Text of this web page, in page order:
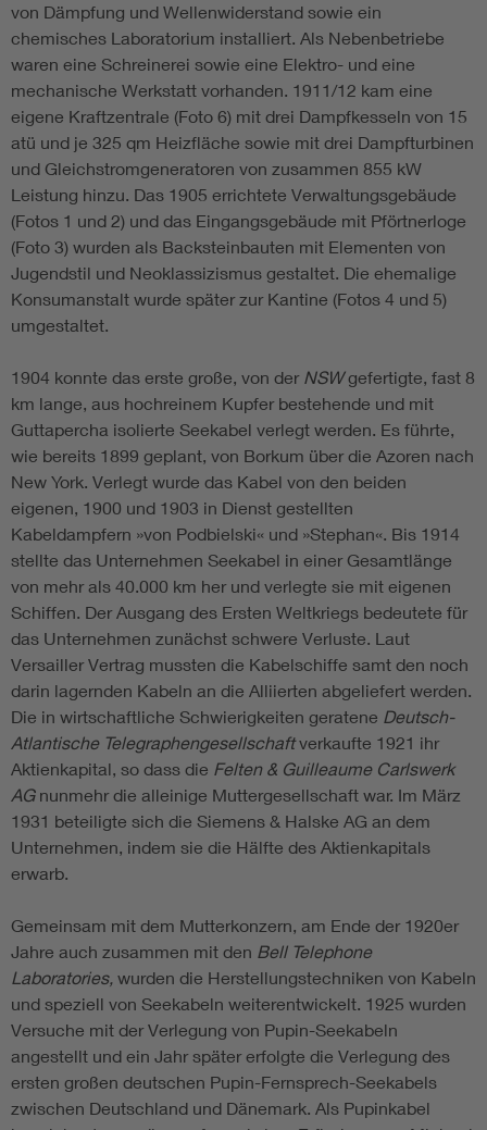
von Dämpfung und Wellenwiderstand sowie ein
chemisches Laboratorium installiert. Als Nebenbetriebe
waren eine Schreinerei sowie eine Elektro- und eine
mechanische Werkstatt vorhanden. 1911/12 kam eine
eigene Kraftzentrale (Foto 6) mit drei Dampfkesseln von 15
atü und je 325 qm Heizfläche sowie mit drei Dampfturbinen
und Gleichstromgeneratoren von zusammen 855 kW
Leistung hinzu. Das 1905 errichtete Verwaltungsgebäude
(Fotos 1 und 2) und das Eingangsgebäude mit Pförtnerloge
(Foto 3) wurden als Backsteinbauten mit Elementen von
Jugendstil und Neoklassizismus gestaltet. Die ehemalige
Konsumanstalt wurde später zur Kantine (Fotos 4 und 5)
umgestaltet.
1904 konnte das erste große, von der NSWgefertigte, fast 8
km lange, aus hochreinem Kupfer bestehende und mit
Guttapercha isolierte Seekabel verlegt werden. Es führte,
wie bereits 1899 geplant, von Borkum über die Azoren nach
New York. Verlegt wurde das Kabel von den beiden
eigenen, 1900 und 1903 in Dienst gestellten
Kabeldampfern »von Podbielski« und »Stephan«. Bis 1914
stellte das Unternehmen Seekabel in einer Gesamtlänge
von mehr als 40.000 km her und verlegte sie mit eigenen
Schiffen. Der Ausgang des Ersten Weltkriegs bedeutete für
das Unternehmen zunächst schwere Verluste. Laut
Versailler Vertrag mussten die Kabelschiffe samt den noch
darin lagernden Kabeln an die Alliierten abgeliefert werden.
Die in wirtschaftliche Schwierigkeiten geratene Deutsch-
Atlantische Telegraphengesellschaftverkaufte 1921 ihr
Aktienkapital, so dass die Felten & Guilleaume Carlswerk
AG nunmehr die alleinige Muttergesellschaft war. Im März
1931 beteiligte sich die Siemens & Halske AG an dem
Unternehmen, indem sie die Hälfte des Aktienkapitals
erwarb.
Gemeinsam mit dem Mutterkonzern, am Ende der 1920er
Jahre auch zusammen mit den Bell Telephone
Laboratories, wurden die Herstellungstechniken von Kabeln
und speziell von Seekabeln weiterentwickelt. 1925 wurden
Versuche mit der Verlegung von Pupin-Seekabeln
angestellt und ein Jahr später erfolgte die Verlegung des
ersten großen deutschen Pupin-Fernsprech-Seekabels
zwischen Deutschland und Dänemark. Als Pupinkabel